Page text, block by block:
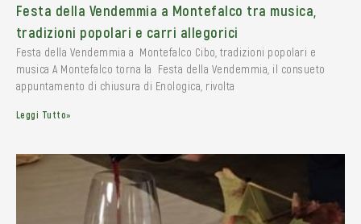
Festa della Vendemmia a Montefalco tra musica,
tradizioni popolari e carri allegorici
Festa della Vendemmia a Montefalco Cibo, tradizioni popolari e
musica A Montefalco torna la Festa della Vendemmia, il consueto
appuntamento di chiusura di Enologica, rivolta
Leggi Tutto»